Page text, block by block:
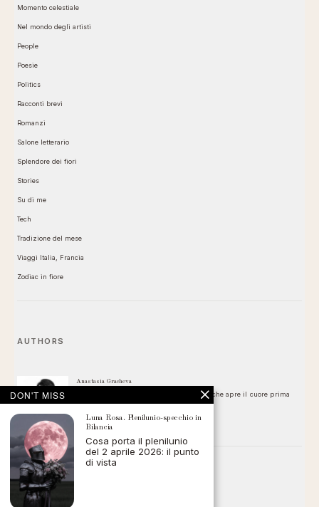
Momento celestiale
Nel mondo degli artisti
People
Poesie
Politics
Racconti brevi
Romanzi
Salone letterario
Splendore dei fiori
Stories
Su di me
Tech
Tradizione del mese
Viaggi Italia, Francia
Zodiac in fiore
AUTHORS
Anastasia Gracheva
Plenilunio del 29 luglio 2026 — La Luna che apre il cuore prima
della stagione dei cambiamenti
FOLLOW
DON'T MISS
Luna Rosa. Plenilunio-specchio in
Bilancia
Cosa porta il plenilunio
del 2 aprile 2026: il punto
di vista